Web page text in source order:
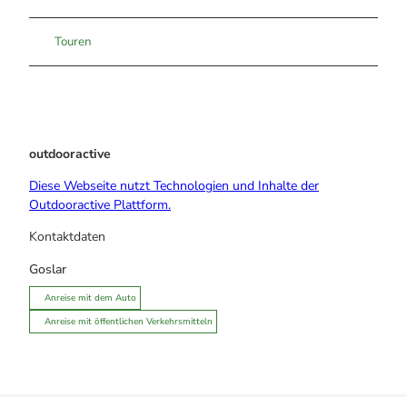
Touren
outdooractive
Diese Webseite nutzt Technologien und Inhalte der
Outdooractive Plattform.
Kontaktdaten
Goslar
Anreise mit dem Auto
Anreise mit öffentlichen Verkehrsmitteln